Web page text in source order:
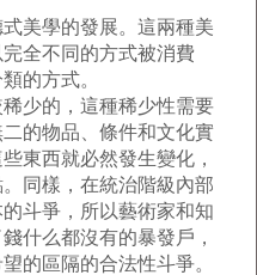
美學的發展。這兩種美
全不同的方式被消費
的方式。
少的，這種稀少性需要
的物品、條件和文化實
東西就必然發生變化，
同樣，在統治階級內部
斗爭，所以藝術家和知
什么都沒有的暴發戶，
的區隔的合法性斗爭。